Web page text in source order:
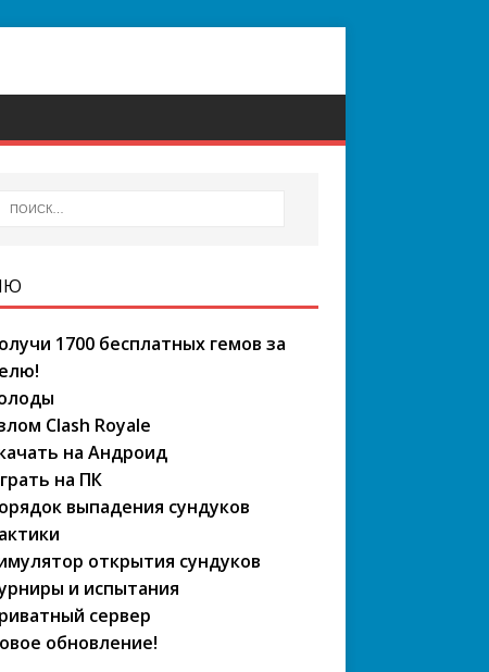
1700 бесплатных гемов за
Clash Royale
на Андроид
на ПК
выпадения сундуков
открытия сундуков
и испытания
сервер
обновление!